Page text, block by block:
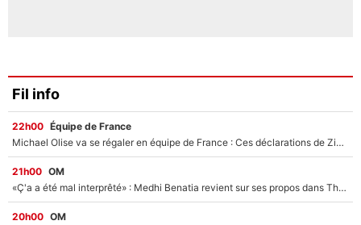
Fil info
22h00 Équipe de France
Michael Olise va se régaler en équipe de France : Ces déclarations de Zinedine Zidane qui prouvent qu'il va tout miser sur la star du Bayern Munich !
21h00 OM
«Ç'a a été mal interprêté» : Medhi Benatia revient sur ses propos dans The Bridge et précise ses conditions pour rejoindre le PSG !
20h00 OM